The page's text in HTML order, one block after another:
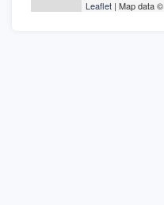
Leaflet | Map data ©